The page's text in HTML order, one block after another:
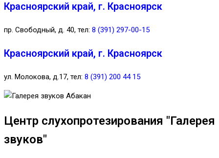
Красноярский край, г. Красноярск
пр. Свободный, д. 40, тел: 8 (391) 297-00-15
Красноярский край, г. Красноярск
ул. Молокова, д.17, тел: 8 (391) 200 44 15
Центр слухопротезирования "Галерея
звуков"